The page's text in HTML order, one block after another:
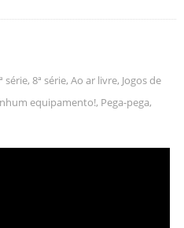
série, 8ª série, Ao ar livre, Jogos de
equipamento!, Pega-pega,